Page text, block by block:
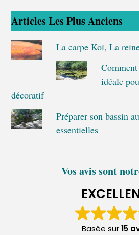
Articles Les Plus Anciens
La carpe Koï, La
idéale
décoratif
Préparer son bassin
essentielles
Vos avis sont
Basée sur15